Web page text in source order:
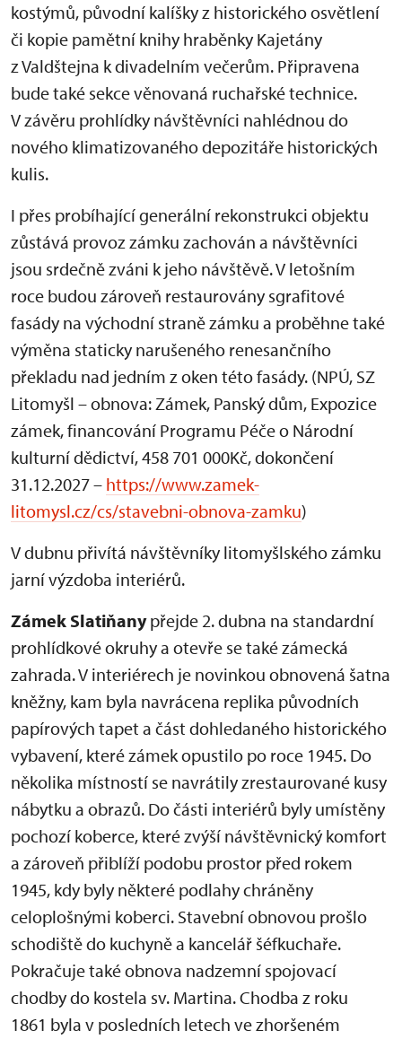
kostýmů, původní kalíšky z historického osvětlení
či kopie pamětní knihy hraběnky Kajetány
z Valdštejna k divadelním večerům. Připravena
bude také sekce věnovaná ruchařské technice.
V závěru prohlídky návštěvníci nahlédnou do
nového klimatizovaného depozitáře historických
kulis.
I přes probíhající generální rekonstrukci objektu
zůstává provoz zámku zachován a návštěvníci
jsou srdečně zváni k jeho návštěvě. V letošním
roce budou zároveň restaurovány sgrafitové
fasády na východní straně zámku a proběhne také
výměna staticky narušeného renesančního
překladu nad jedním z oken této fasády. (NPÚ, SZ
Litomyšl – obnova: Zámek, Panský dům, Expozice
zámek, financování Programu Péče o Národní
kulturní dědictví, 458 701 000Kč, dokončení
31.12.2027 – https://www.zamek-
litomysl.cz/cs/stavebni-obnova-zamku)
V dubnu přivítá návštěvníky litomyšlského zámku
jarní výzdoba interiérů.
Zámek Slatiňanypřejde 2. dubna na standardní
prohlídkové okruhy a otevře se také zámecká
zahrada. V interiérech je novinkou obnovená šatna
kněžny, kam byla navrácena replika původních
papírových tapet a část dohledaného historického
vybavení, které zámek opustilo po roce 1945. Do
několika místností se navrátily zrestaurované kusy
nábytku a obrazů. Do části interiérů byly umístěny
pochozí koberce, které zvýší návštěvnický komfort
a zároveň přiblíží podobu prostor před rokem
1945, kdy byly některé podlahy chráněny
celoplošnými koberci. Stavební obnovou prošlo
schodiště do kuchyně a kancelář šéfkuchaře.
Pokračuje také obnova nadzemní spojovací
chodby do kostela sv. Martina. Chodba z roku
1861 byla v posledních letech ve zhoršeném